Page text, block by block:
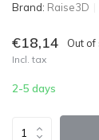
Brand: Raise3D
€18,14 Out of
Incl. tax
2-5 days